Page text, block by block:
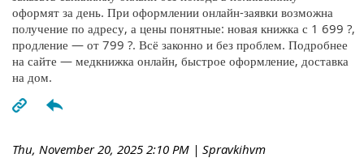
оформят за день. При оформлении онлайн-заявки возможна
получение по адресу, а цены понятные: новая книжка с 1 699 ?,
продление — от 799 ?. Всё законно и без проблем. Подробнее
на сайте — медкнижка онлайн, быстрое оформление, доставка
на дом.
Thu, November 20, 2025 2:10 PM | Spravkihvm